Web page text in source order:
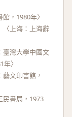
，1980年〉
〈上海：上海辭
臺灣大學中國文
〉
文印書館，
民書局，1973